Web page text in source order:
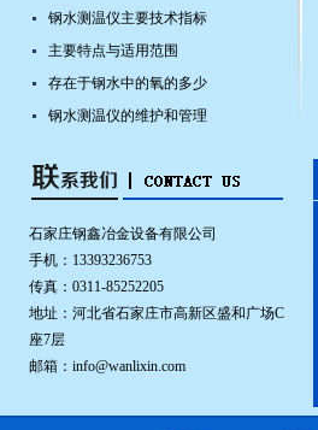
钢水测温仪主要技术指标
主要特点与适用范围
存在于钢水中的氧的多少
钢水测温仪的维护和管理
石家庄钢鑫冶金设备有限公司
手机：13393236753
传真：0311-85252205
地址：河北省石家庄市高新区盛和广场C
座7层
邮箱： info@wanlixin.com